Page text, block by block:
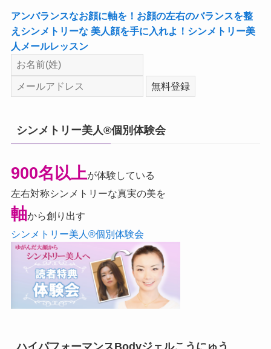
アンバランスなお顔に軸を！お顔の左右のバランスを整
えシンメトリーな 美人顔を手に入れよ！シンメトリー美
人メールレッスン
シンメトリー美人®個別体験会
900名以上が体験している
左右対称シンメトリーな真実の美を
軸から創り出す
シンメトリー美人®個別体験会
ハイパフォーマンスBodyジェルこうにゅう